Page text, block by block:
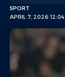
APRIL 7, 2026 12:04
SPORT